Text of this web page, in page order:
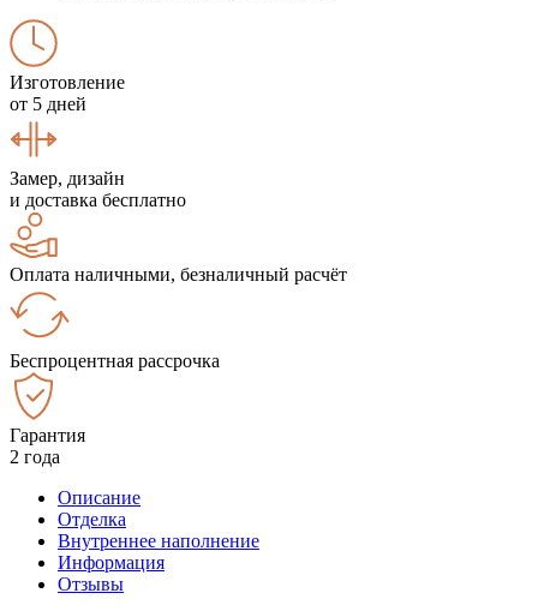
Изготовление
от 5 дней
Замер, дизайн
и доставка бесплатно
Оплата наличными, безналичный расчёт
Беспроцентная рассрочка
Гарантия
2 года
Описание
Отделка
Внутреннее наполнение
Информация
Отзывы